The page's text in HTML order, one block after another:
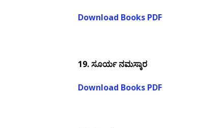
Download Books PDF
19.ಸೂರ್ಯ ನಮಸ್ಕಾರ
Download Books PDF